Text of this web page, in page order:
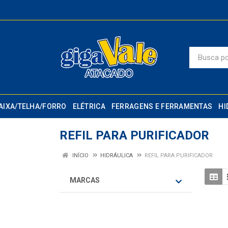
TELHA/FORRO ELÉTRICA FERRAGENS E FERRAMENTAS
REFIL PARA PURIFICADOR
INÍCIO HIDRÁULICA REFIL PARA PURIFICADOR
MARCAS